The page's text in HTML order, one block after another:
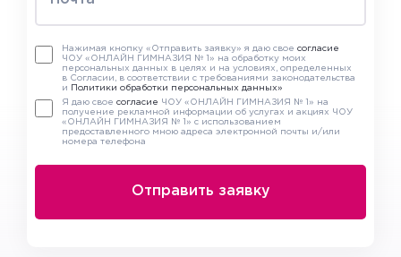
Нажимая кнопку «Отправить заявку» я даю свое согласие
ЧОУ «ОНЛАЙН ГИМНАЗИЯ № 1» на обработку моих
персональных данных в целях и на условиях, определенных
в Согласии, в соответствии с требованиями законодательства
и
Политики обработки персональных данных»
Я даю свое согласие ЧОУ «ОНЛАЙН ГИМНАЗИЯ № 1» на
получение рекламной информации об услугах и акциях ЧОУ
«ОНЛАЙН ГИМНАЗИЯ № 1» с использованием
предоставленного мною адреса электронной почты и/или
номера телефона